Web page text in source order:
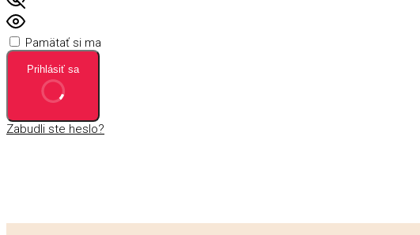
Pamätať si ma
Prihlásiť sa
Zabudli ste heslo?